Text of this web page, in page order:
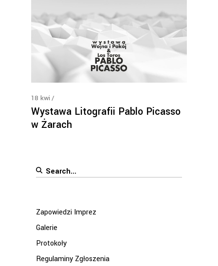
18 kwi
Wystawa Litografii Pablo Picasso
w Żarach
Search
Zapowiedzi Imprez
Galerie
Protokoły
Regulaminy Zgłoszenia